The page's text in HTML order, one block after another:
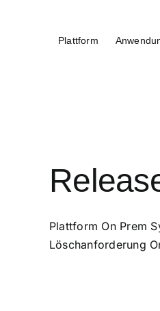
Plattform
Plattform On Prem
Löschanforderung